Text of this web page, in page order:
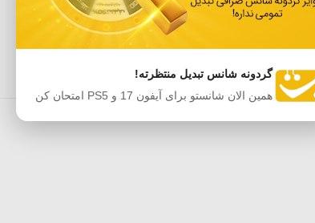
گردونه شانس تبدیل منتظرته!
همین الان شانستو برای آیفون 17 و PS5 امتحان کن